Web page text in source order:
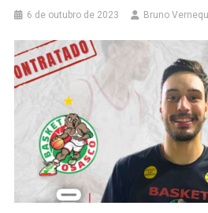
6 de outubro de 2023 Bruno